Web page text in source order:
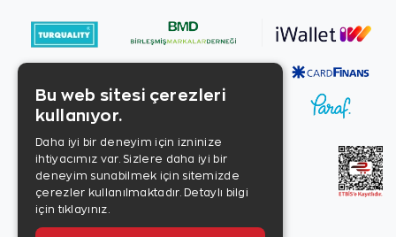
Bu web sitesi çerezleri
kullanıyor.
Daha iyi bir deneyim için izninize
ihtiyacımız var. Sizlere daha iyi bir
deneyim sunabilmek için sitemizde
çerezler kullanılmaktadır. Detaylı bilgi
için tıklayınız.